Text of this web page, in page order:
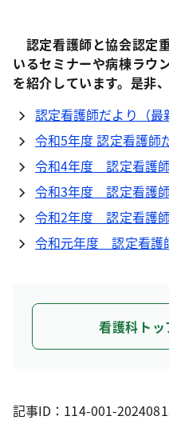
認定看護師と協会認定
いるセミナーや病棟ラウ
を紹介しています。是非
認定看護師だより（最
令和5年度 認定看護師
令和4年度 認定看護
令和3年度 認定看護
令和2年度 認定看護
令和元年度 認定看護
看護科ト
記事ID：114-001-